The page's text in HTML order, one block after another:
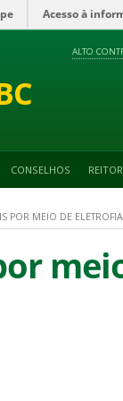
Acesso à
ALTO
CONSELHOS
POR MEIO DE